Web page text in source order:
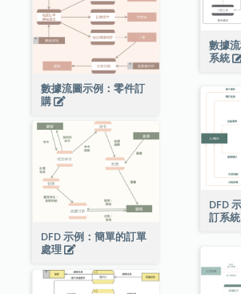
數據
系統
數據流圖示例：零件訂
購
DFD
訂系統
DFD 示例：簡單的訂單
處理